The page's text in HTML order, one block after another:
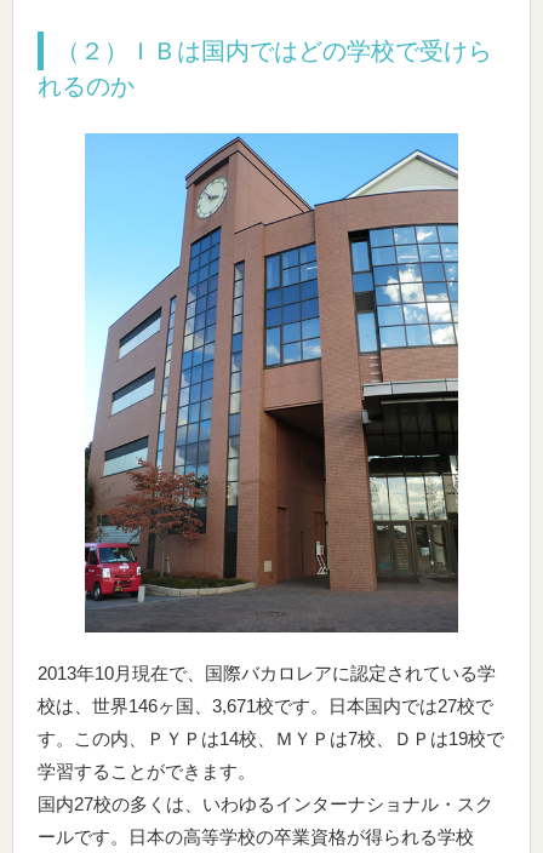
（２）ＩＢは国内ではどの学校で受けら
れるのか
2013年10月現在で、国際バカロレアに認定されている学
校は、世界146ヶ国、3,671校です。日本国内では27校で
す。この内、ＰＹＰは14校、ＭＹＰは7校、ＤＰは19校で
学習することができます。
国内27校の多くは、いわゆるインターナショナル・スク
ールです。日本の高等学校の卒業資格が得られる学校